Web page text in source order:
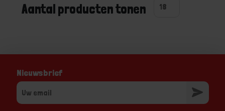
Aantal producten tonen
Nieuwsbrief